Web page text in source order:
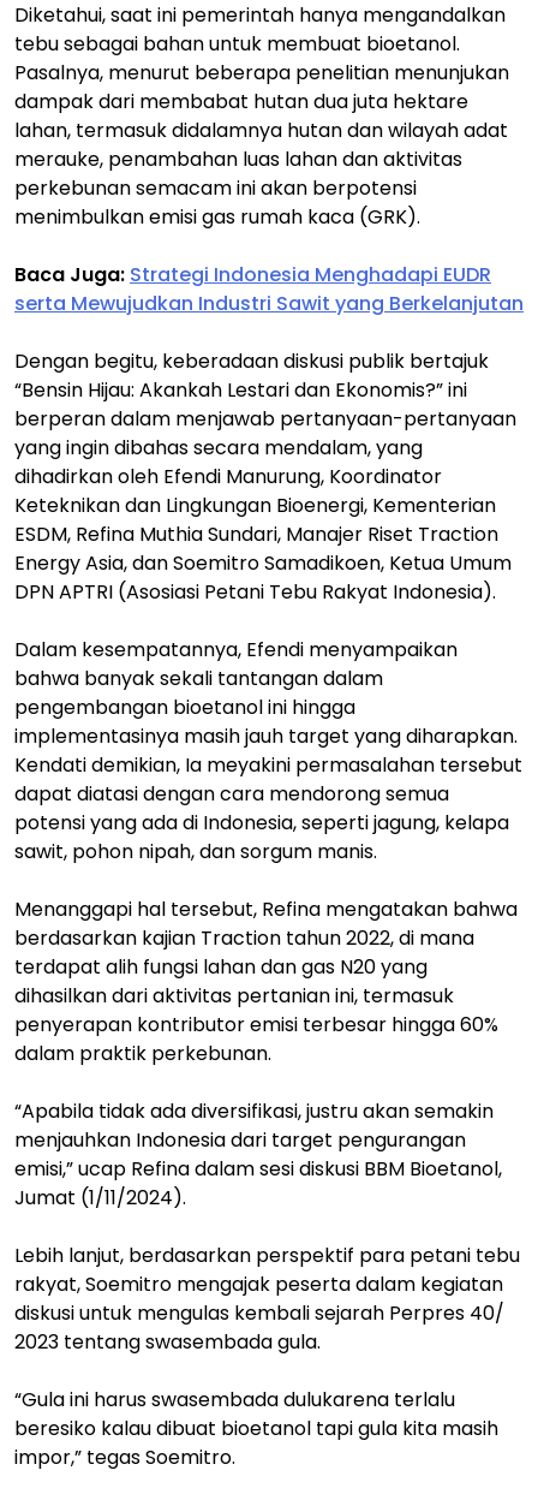
Diketahui, saat ini pemerintah hanya mengandalkan
tebu sebagai bahan untuk membuat bioetanol.
Pasalnya, menurut beberapa penelitian menunjukan
dampak dari membabat hutan dua juta hektare
lahan, termasuk didalamnya hutan dan wilayah adat
merauke, penambahan luas lahan dan aktivitas
perkebunan semacam ini akan berpotensi
menimbulkan emisi gas rumah kaca (GRK).
Baca Juga: Strategi Indonesia Menghadapi EUDR
serta Mewujudkan Industri Sawit yang Berkelanjutan
Dengan begitu, keberadaan diskusi publik bertajuk
“Bensin Hijau: Akankah Lestari dan Ekonomis?” ini
berperan dalam menjawab pertanyaan-pertanyaan
yang ingin dibahas secara mendalam, yang
dihadirkan oleh Efendi Manurung, Koordinator
Keteknikan dan Lingkungan Bioenergi, Kementerian
ESDM, Refina Muthia Sundari, Manajer Riset Traction
Energy Asia, dan Soemitro Samadikoen, Ketua Umum
DPN APTRI (Asosiasi Petani Tebu Rakyat Indonesia).
Dalam kesempatannya, Efendi menyampaikan
bahwa banyak sekali tantangan dalam
pengembangan bioetanol ini hingga
implementasinya masih jauh target yang diharapkan.
Kendati demikian, Ia meyakini permasalahan tersebut
dapat diatasi dengan cara mendorong semua
potensi yang ada di Indonesia, seperti jagung, kelapa
sawit, pohon nipah, dan sorgum manis.
Menanggapi hal tersebut, Refina mengatakan bahwa
berdasarkan kajian Traction tahun 2022, di mana
terdapat alih fungsi lahan dan gas N20 yang
dihasilkan dari aktivitas pertanian ini, termasuk
penyerapan kontributor emisi terbesar hingga 60%
dalam praktik perkebunan.
“Apabila tidak ada diversifikasi, justru akan semakin
menjauhkan Indonesia dari target pengurangan
emisi,” ucap Refina dalam sesi diskusi BBM Bioetanol,
Jumat (1/11/2024).
Lebih lanjut, berdasarkan perspektif para petani tebu
rakyat, Soemitro mengajak peserta dalam kegiatan
diskusi untuk mengulas kembali sejarah Perpres 40/
2023 tentang swasembada gula.
“Gula ini harus swasembada dulukarena terlalu
beresiko kalau dibuat bioetanol tapi gula kita masih
impor,” tegas Soemitro.